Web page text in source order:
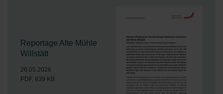
Reportage Alte Mühle
Willstätt
26.05.2026
PDF, 839 KB